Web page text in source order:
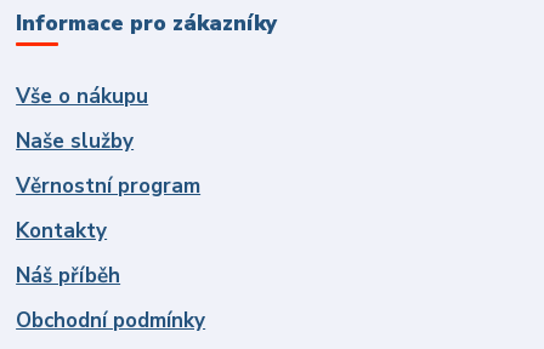
Informace pro zákazníky
Vše o nákupu
Naše služby
Věrnostní program
Kontakty
Náš příběh
Obchodní podmínky